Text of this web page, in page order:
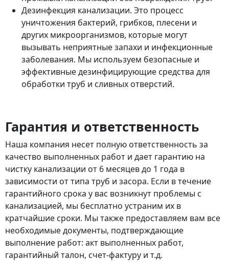
Дезинфекция канализации. Это процесс
уничтожения бактерий, грибков, плесени и
других микроорганизмов, которые могут
вызывать неприятные запахи и инфекционные
заболевания. Мы используем безопасные и
эффективные дезинфицирующие средства для
обработки труб и сливных отверстий.
Гарантия и ответственность
Наша компания несет полную ответственность за
качество выполненных работ и дает гарантию на
чистку канализации от 6 месяцев до 1 года в
зависимости от типа труб и засора. Если в течение
гарантийного срока у вас возникнут проблемы с
канализацией, мы бесплатно устраним их в
кратчайшие сроки. Мы также предоставляем вам все
необходимые документы, подтверждающие
выполнение работ: акт выполненных работ,
гарантийный талон, счет-фактуру и т.д.